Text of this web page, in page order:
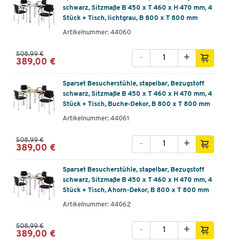
schwarz, Sitzmaße B 450 x T 460 x H 470 mm, 4
Stück + Tisch, lichtgrau, B 800 x T 800 mm
Artikelnummer: 44060
508,99 €
389,00 € +
-
Sparset Besucherstühle, stapelbar, Bezugstoff
schwarz, Sitzmaße B 450 x T 460 x H 470 mm, 4
Stück + Tisch, Buche-Dekor, B 800 x T 800 mm
Artikelnummer: 44061
508,99 €
389,00 € +
-
Sparset Besucherstühle, stapelbar, Bezugstoff
schwarz, Sitzmaße B 450 x T 460 x H 470 mm, 4
Stück + Tisch, Ahorn-Dekor, B 800 x T 800 mm
Artikelnummer: 44062
508,99 €
389,00 € +
-